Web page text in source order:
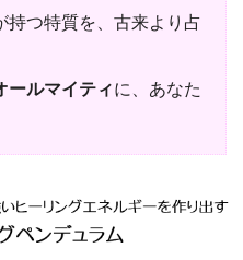
持つ特質を、古来より占
ールマイティに、あなた